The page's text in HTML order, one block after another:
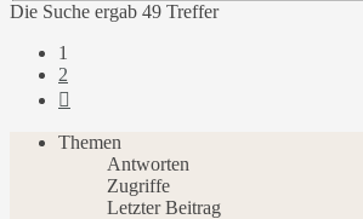
Die Suche ergab 49 Treffer
1
2
Themen
Antworten
Zugriffe
Letzter Beitrag